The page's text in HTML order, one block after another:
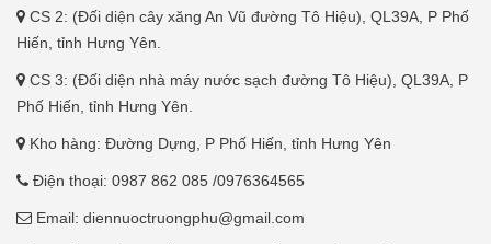
CS 2: (Đối diện cây xăng An Vũ đường Tô Hiệu), QL39A, P Phố
Hiến, tỉnh Hưng Yên.
CS 3: (Đối diện nhà máy nước sạch đường Tô Hiệu), QL39A, P
Phố Hiến, tỉnh Hưng Yên.
Kho hàng: Đường Dựng, P Phố Hiến, tỉnh Hưng Yên
Điện thoại: 0987 862 085 /0976364565
Email: diennuoctruongphu@gmail.com